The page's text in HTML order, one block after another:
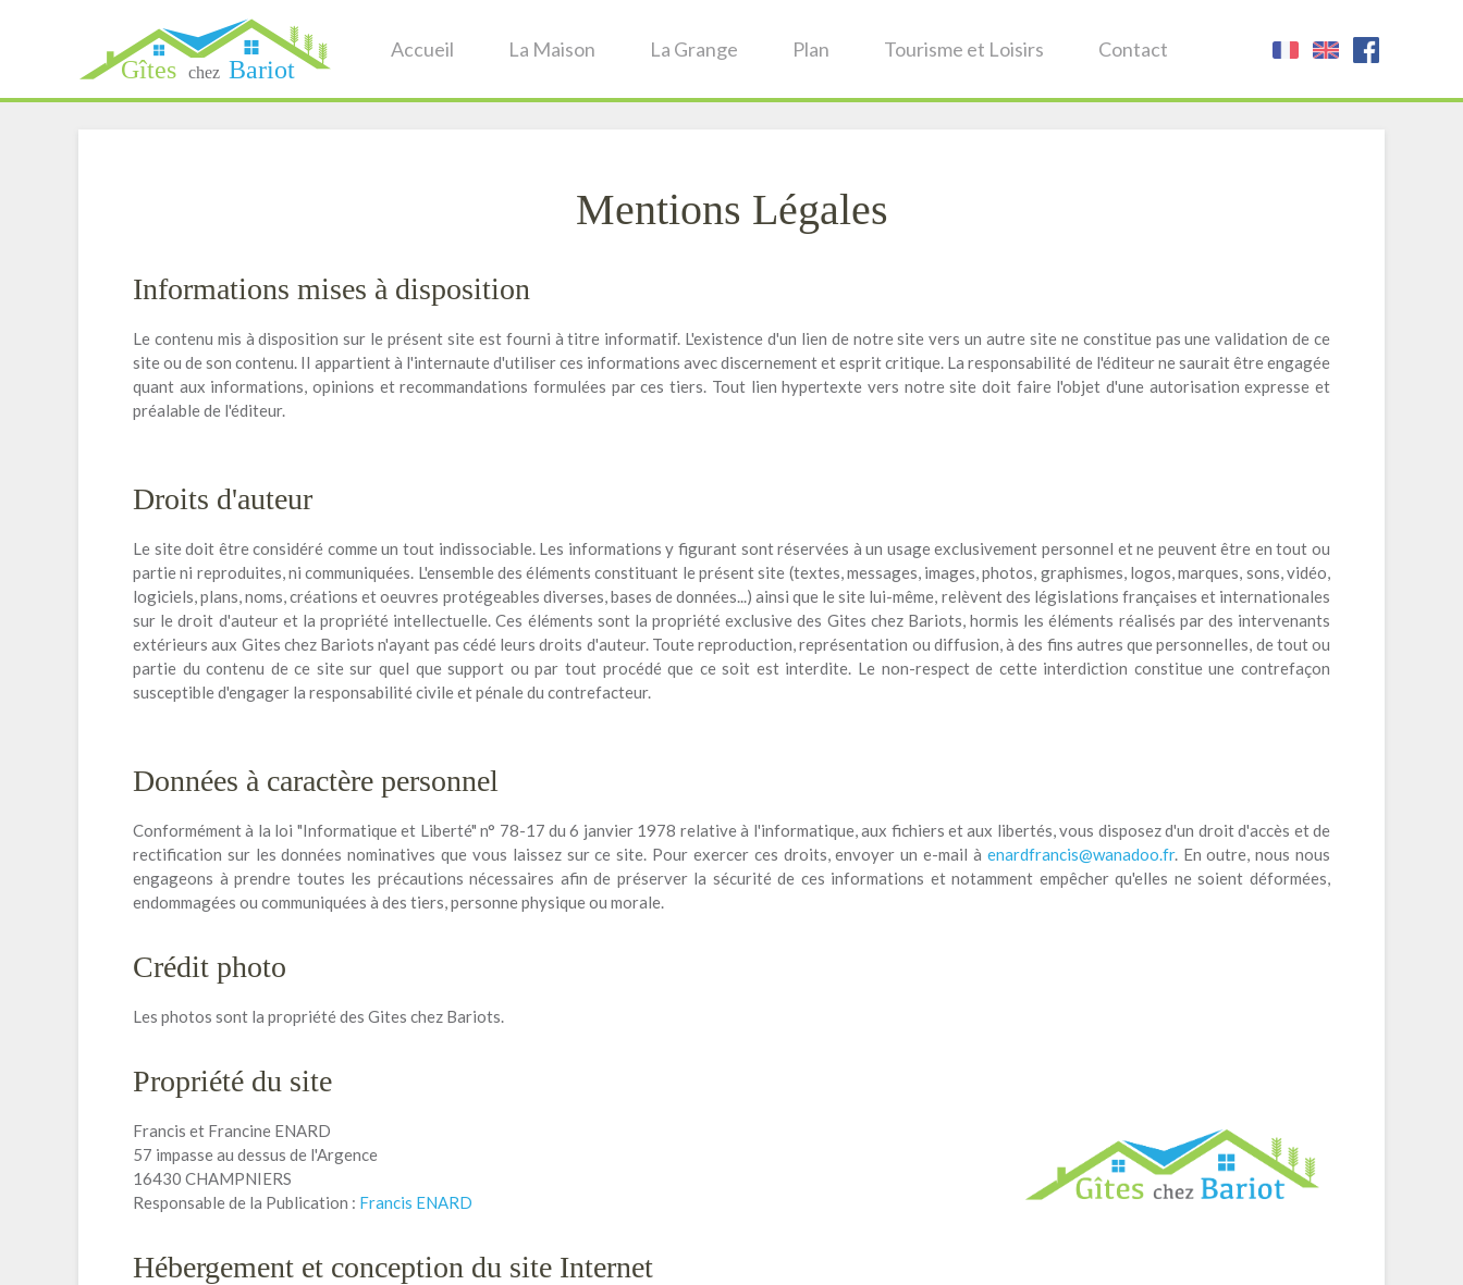
Accueil La Maison La Grange Plan Tourisme et Loisirs Contact
Mentions Légales
Informations mises à disposition
Le contenu mis à disposition sur le présent site est fourni à titre informatif. L'existence d'un lien de notre site vers un autre site ne constitue pas une validation de ce
site ou de son contenu. Il appartient à l'internaute d'utiliser ces informations avec discernement et esprit critique. La responsabilité de l'éditeur ne saurait être engagée
quant aux informations, opinions et recommandations formulées par ces tiers. Tout lien hypertexte vers notre site doit faire l'objet d'une autorisation expresse et
préalable de l'éditeur.
Droits d'auteur
Le site doit être considéré comme un tout indissociable. Les informations y figurant sont réservées à un usage exclusivement personnel et ne peuvent être en tout ou
partie ni reproduites, ni communiquées. L'ensemble des éléments constituant le présent site (textes, messages, images, photos, graphismes, logos, marques, sons, vidéo,
logiciels, plans, noms, créations et oeuvres protégeables diverses, bases de données...) ainsi que le site lui-même, relèvent des législations françaises et internationales
sur le droit d'auteur et la propriété intellectuelle. Ces éléments sont la propriété exclusive des Gites chez Bariots, hormis les éléments réalisés par des intervenants
extérieurs aux Gites chez Bariots n'ayant pas cédé leurs droits d'auteur. Toute reproduction, représentation ou diffusion, à des fins autres que personnelles, de tout ou
partie du contenu de ce site sur quel que support ou par tout procédé que ce soit est interdite. Le non-respect de cette interdiction constitue une contrefaçon
susceptible d'engager la responsabilité civile et pénale du contrefacteur.
Données à caractère personnel
Conformément à la loi "Informatique et Liberté" n° 78-17 du 6 janvier 1978 relative à l'informatique, aux fichiers et aux libertés, vous disposez d'un droit d'accès et de
rectification sur les données nominatives que vous laissez sur ce site. Pour exercer ces droits, envoyer un e-mail à enardfrancis@wanadoo.fr. En outre, nous nous
engageons à prendre toutes les précautions nécessaires afin de préserver la sécurité de ces informations et notamment empêcher qu'elles ne soient déformées,
endommagées ou communiquées à des tiers, personne physique ou morale.
Crédit photo
Les photos sont la propriété des Gites chez Bariots.
Propriété du site
Francis et Francine ENARD
57 impasse au dessus de l'Argence
16430 CHAMPNIERS
Responsable de la Publication : Francis ENARD
Hébergement et conception du site Internet